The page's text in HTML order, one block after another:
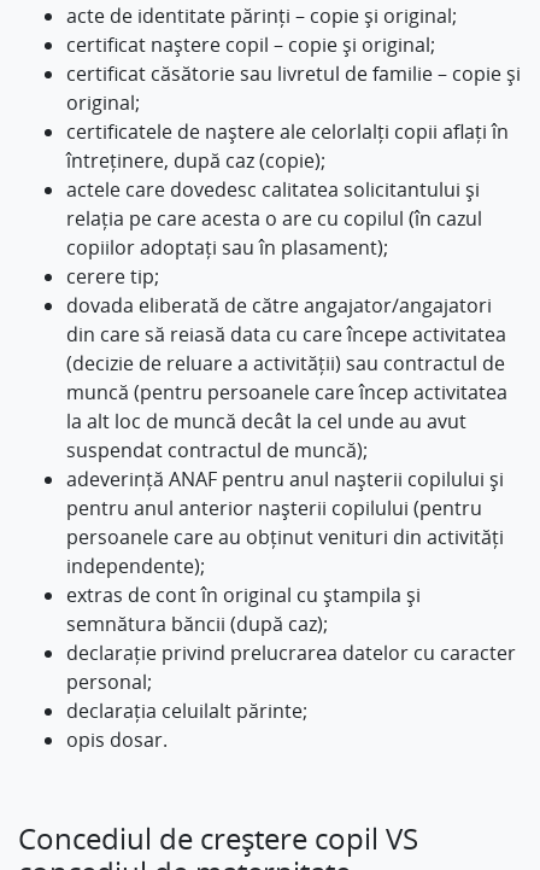
acte de identitate părinți – copie și original;
certificat naștere copil – copie și original;
certificat căsătorie sau livretul de familie – copie și
original;
certificatele de naștere ale celorlalți copii aflați în
întreținere, după caz (copie);
actele care dovedesc calitatea solicitantului și
relația pe care acesta o are cu copilul (în cazul
copiilor adoptați sau în plasament);
cerere tip;
dovada eliberată de către angajator/angajatori
din care să reiasă data cu care începe activitatea
(decizie de reluare a activității) sau contractul de
muncă (pentru persoanele care încep activitatea
la alt loc de muncă decât la cel unde au avut
suspendat contractul de muncă);
adeverință ANAF pentru anul nașterii copilului și
pentru anul anterior nașterii copilului (pentru
persoanele care au obținut venituri din activități
independente);
extras de cont în original cu ștampila și
semnătura băncii (după caz);
declarație privind prelucrarea datelor cu caracter
personal;
declarația celuilalt părinte;
opis dosar.
Concediul de creștere copil VS